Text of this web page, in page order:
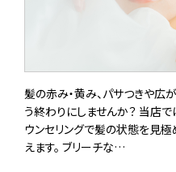
髪の赤み・黄み、パサつきや広
う終わりにしませんか？ 当店
ウンセリングで髪の状態を見
えます。 ブリーチな…